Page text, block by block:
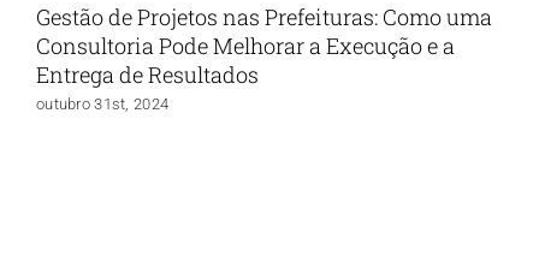
Gestão de Projetos nas Prefeituras: Como uma
Consultoria Pode Melhorar a Execução e a
Entrega de Resultados
outubro 31st, 2024